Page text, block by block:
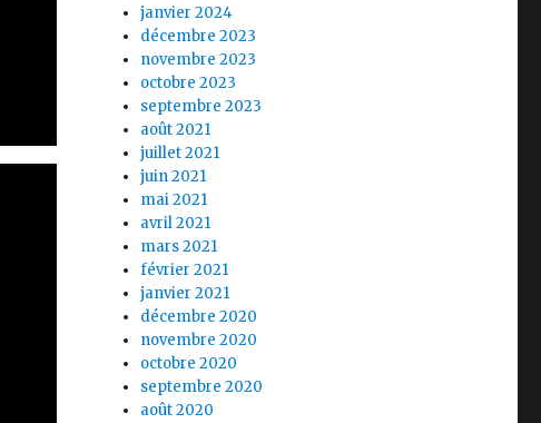
janvier 2024
décembre 2023
novembre 2023
octobre 2023
septembre 2023
août 2021
juillet 2021
juin 2021
mai 2021
avril 2021
mars 2021
février 2021
janvier 2021
décembre 2020
novembre 2020
octobre 2020
septembre 2020
août 2020